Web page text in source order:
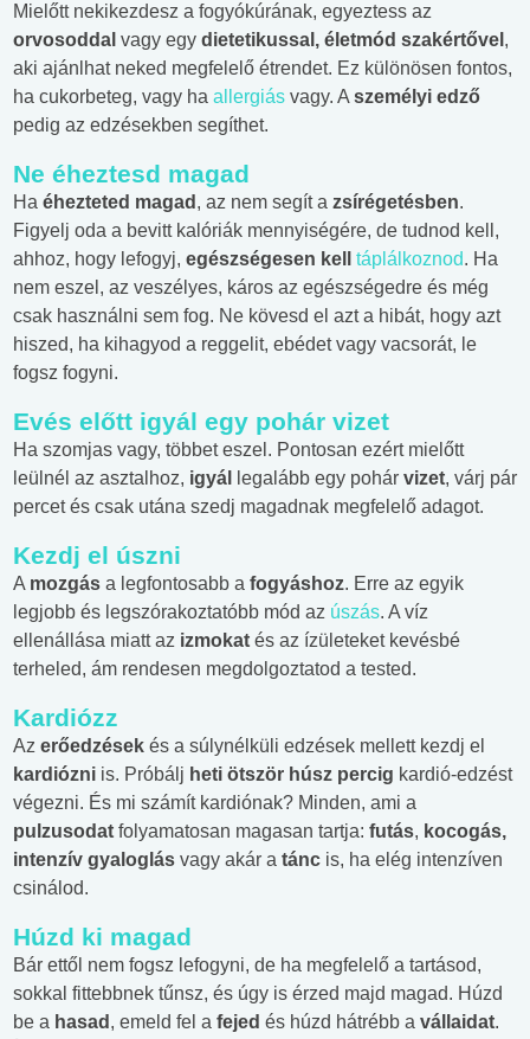
Mielőtt nekikezdesz a fogyókúrának, egyeztess az
orvosoddal vagy egy dietetikussal, életmód szakértővel ,
aki ajánlhat neked megfelelő étrendet. Ez különösen fontos,
ha cukorbeteg, vagy ha allergiás vagy. A személyi edző
pedig az edzésekben segíthet.
Ne éheztesd magad
Ha éhezteted magad , az nem segít a zsírégetésben.
Figyelj oda a bevitt kalóriák mennyiségére, de tudnod kell,
ahhoz, hogy lefogyj, egészségesen kell táplálkoznod. Ha
nem eszel, az veszélyes, káros az egészségedre és még
csak használni sem fog. Ne kövesd el azt a hibát, hogy azt
hiszed, ha kihagyod a reggelit, ebédet vagy vacsorát, le
fogsz fogyni.
Evés előtt igyál egy pohár vizet
Ha szomjas vagy, többet eszel. Pontosan ezért mielőtt
leülnél az asztalhoz, igyál legalább egy pohár vizet, várj pár
percet és csak utána szedj magadnak megfelelő adagot.
Kezdj el úszni
A mozgás a legfontosabb a fogyáshoz. Erre az egyik
legjobb és legszórakoztatóbb mód az úszás. A víz
ellenállása miatt az izmokat és az ízületeket kevésbé
terheled, ám rendesen megdolgoztatod a tested.
Kardiózz
Az erőedzések és a súlynélküli edzések mellett kezdj el
kardiózni is. Próbálj heti ötször húsz percig kardió-edzést
végezni. És mi számít kardiónak? Minden, ami a
pulzusodat folyamatosan magasan tartja: futás, kocogás,
intenzív gyaloglás vagy akár a tánc is, ha elég intenzíven
csinálod.
Húzd ki magad
Bár ettől nem fogsz lefogyni, de ha megfelelő a tartásod,
sokkal fittebbnek tűnsz, és úgy is érzed majd magad. Húzd
be a hasad , emeld fel a fejed és húzd hátrébb a vállaidat.